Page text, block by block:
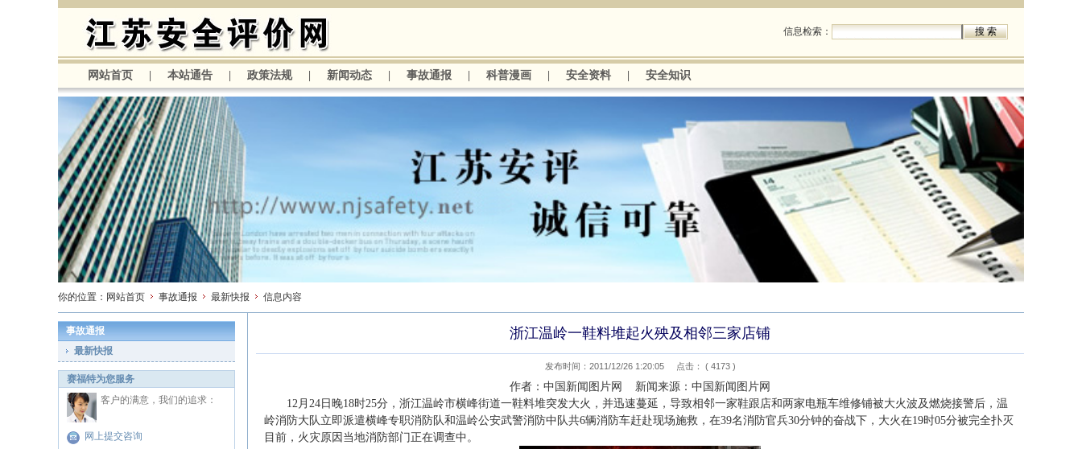
信息检索：
网站首页 本站通告 政策法规 新闻动态 事故通报 科普漫画 安全资料 安全知识
你的位置： 网站首页 事故通报 最新快报 信息内容
事故通报
最新快报
赛福特为您服务
客户的满意，我们的追求：
网上提交咨询
浙江温岭一鞋料堆起火殃及相邻三家店铺
发布时间：2011/12/26 1:20:05 点击： ( 4173 )
作者：中国新闻图片网 新闻来源：中国新闻图片网
12月24日晚18时25分，浙江温岭市横峰街道一鞋料堆突发大火，并迅速蔓延，导致相邻一家鞋跟店和两家电瓶车维修铺被大火波及燃烧接警后，温
岭消防大队立即派遣横峰专职消防队和温岭公安武警消防中队共6辆消防车赶赴现场施救，在39名消防官兵30分钟的奋战下，大火在19时05分被完全扑灭
目前，火灾原因当地消防部门正在调查中。